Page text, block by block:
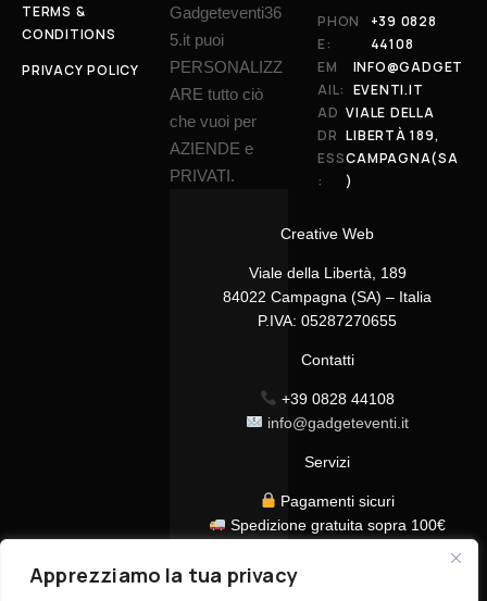
Apprezziamo la tua privacy
TERMS &
CONDITIONS
PRIVACY POLICY
Gadgeteventi36
5.it puoi
PERSONALIZZ
ARE tutto ciò
che vuoi per
AZIENDE e
PRIVATI.
Creative Web
Viale della Libertà, 189
84022 Campagna (SA) – Italia
P.IVA: 05287270655
Contatti
+39 0828 44108
info@gadgeteventi.it
Servizi
Pagamenti sicuri
Spedizione gratuita sopra 100€
Assistenza clienti dedicata
PHON
E:
+39 0828
44108
EM
AIL:
INFO@GADGET
EVENTI.IT
AD
DR
ESS
:
VIALE DELLA
LIBERTÀ 189,
CAMPAGNA(SA
)